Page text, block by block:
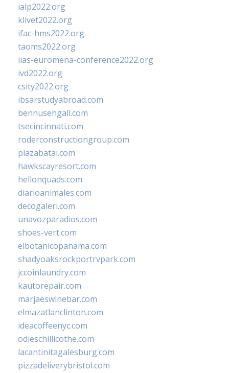
ialp2022.org
klivet2022.org
ifac-hms2022.org
taoms2022.org
iias-euromena-conference2022.org
ivd2022.org
csity2022.org
ibsarstudyabroad.com
bennusehgall.com
tsecincinnati.com
roderconstructiongroup.com
plazabatai.com
hawkscayresort.com
hellonquads.com
diarioanimales.com
decogaleri.com
unavozparadios.com
shoes-vert.com
elbotanicopanama.com
shadyoaksrockportrvpark.com
jccoinlaundry.com
kautorepair.com
marjaeswinebar.com
elmazatlanclinton.com
ideacoffeenyc.com
odieschillicothe.com
lacantinitagalesburg.com
pizzadeliverybristol.com